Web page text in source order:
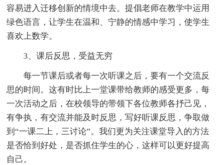
容易进入迁移创新的情境中去。提倡老师在教学中运用
绿色语言，让学生在温和、宁静的情感中学习，使学生
喜欢上数学。
3、课后反思，受益无穷
每一节课后或者每一次听课之后，要有一个交流反
思的时间。这有时比上一堂课带给教师的感受更多，每
一次活动之后，在校领导的带领下各位教师各抒己见，
有争执，有交流并能及时反思，写好听课反思，争取做
到“一课二上，三讨论”。我们更为关注课堂导入的方法
是否恰到好处，是否抓住学生的心，这样可以更好提高
自己。